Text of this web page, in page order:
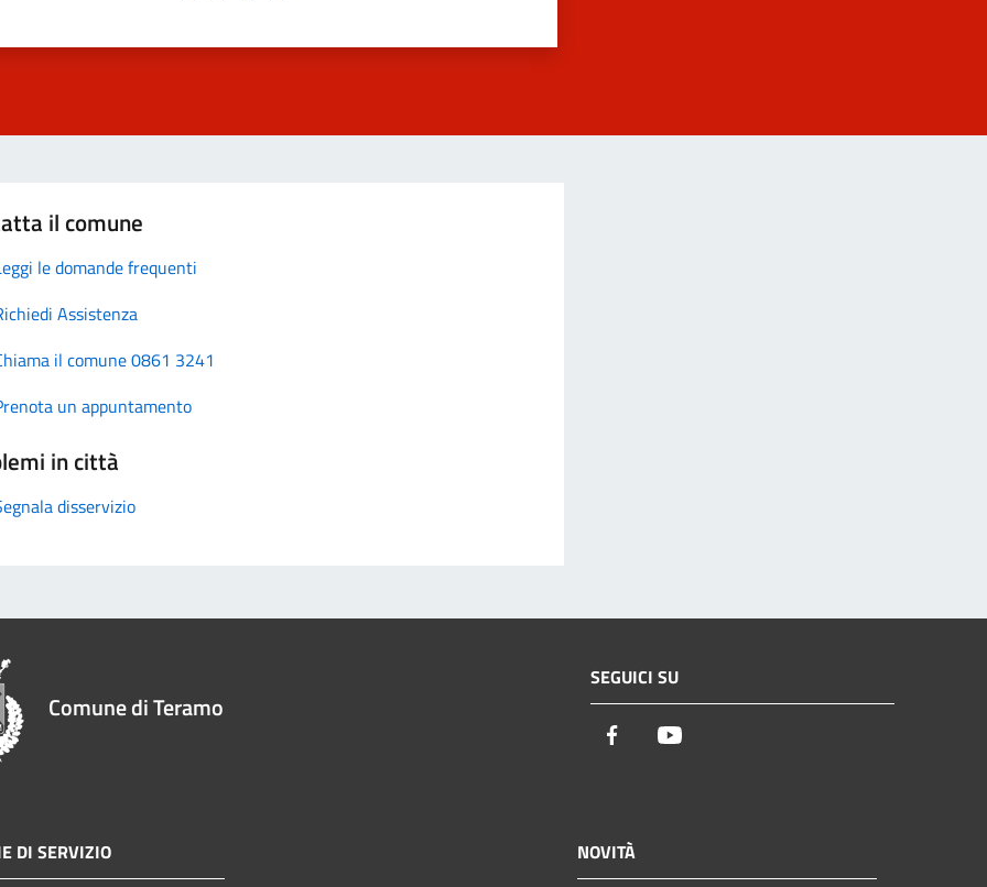
il comune
le domande frequenti
Assistenza
il comune 0861 3241
un appuntamento
in città
disservizio
Comune di Teramo
SEGUICI SU
Facebook
DI SERVIZIO NOVITÀ